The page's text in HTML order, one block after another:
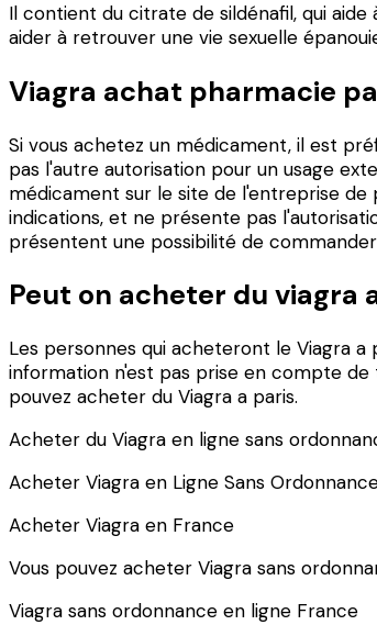
Il contient du citrate de sildénafil, qui
aider à retrouver une vie sexuelle
Viagra achat pharmacie
Si vous achetez un médicament, il est
pas l'autre autorisation pour un usage
médicament sur le site de l'entreprise de
indications, et ne présente pas
présentent une possibilité de
Peut on acheter du viagra
Les personnes qui acheteront le Viagra
information n'est pas prise en compte de
pouvez acheter du Viagra a paris.
Acheter du Viagra en ligne sans
Acheter Viagra en Ligne Sans
Acheter Viagra en France
Vous pouvez acheter Viagra sans
Viagra sans ordonnance en ligne France